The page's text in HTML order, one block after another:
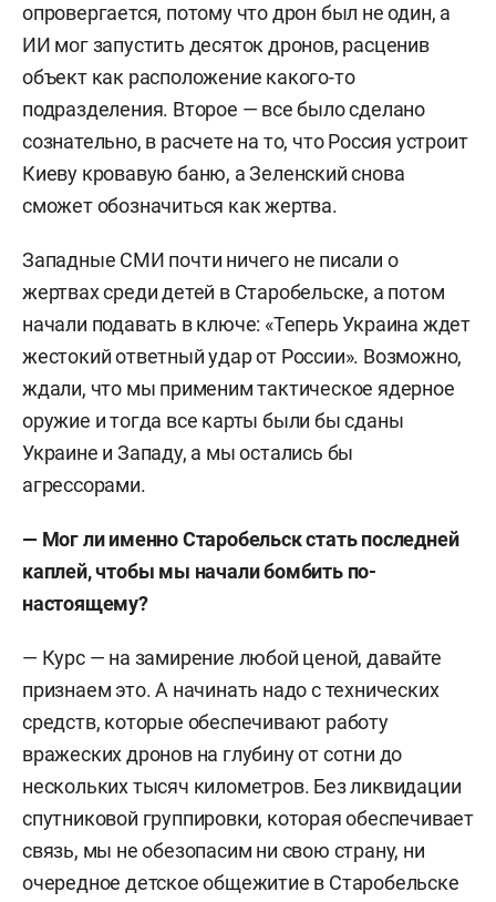
опровергается, потому что дрон был не один, а
ИИ мог запустить десяток дронов, расценив
объект как расположение какого-то
подразделения. Второе — все было сделано
сознательно, в расчете на то, что Россия устроит
Киеву кровавую баню, а Зеленский снова
сможет обозначиться как жертва.
Западные СМИ почти ничего не писали о
жертвах среди детей в Старобельске, а потом
начали подавать в ключе: «Теперь Украина ждет
жестокий ответный удар от России». Возможно,
ждали, что мы применим тактическое ядерное
оружие и тогда все карты были бы сданы
Украине и Западу, а мы остались бы
агрессорами.
— Мог ли именно Старобельск стать последней
каплей, чтобы мы начали бомбить по-
настоящему?
— Курс — на замирение любой ценой, давайте
признаем это. А начинать надо с технических
средств, которые обеспечивают работу
вражеских дронов на глубину от сотни до
нескольких тысяч километров. Без ликвидации
спутниковой группировки, которая обеспечивает
связь, мы не обезопасим ни свою страну, ни
очередное детское общежитие в Старобельске